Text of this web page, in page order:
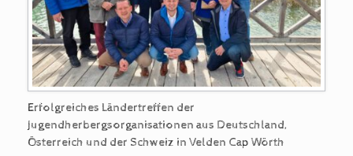
Erfolgreiches Ländertreffen der
Jugendherbergsorganisationen aus Deutschland,
Österreich und der Schweiz in Velden Cap Wörth